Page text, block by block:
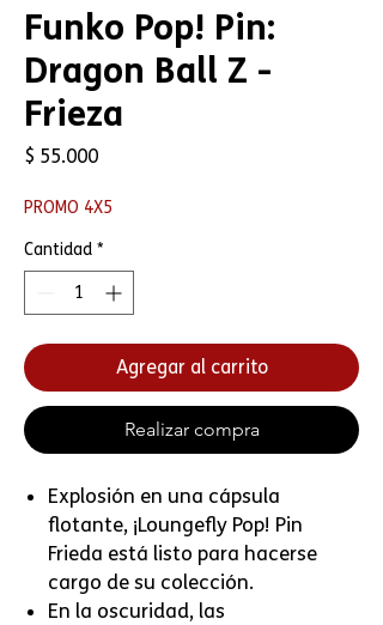
Funko Pop! Pin:
Dragon Ball Z -
Frieza
$ 55.000Precio
PROMO 4X5
Cantidad *
Agregar al carrito
Realizar compra
Explosión en una cápsula
flotante, ¡Loungefly Pop! Pin
Frieda está listo para hacerse
cargo de su colección.
En la oscuridad, las